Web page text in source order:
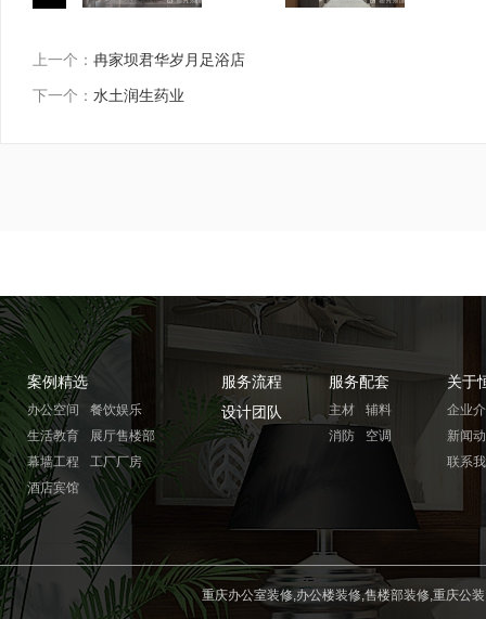
上一个： 冉家坝君华岁月足浴店
下一个： 水土润生药业
案例精选
办公空间
餐饮娱乐
生活教育
展厅售楼部
幕墙工程
工厂厂房
酒店宾馆
服务流程
设计团队
服务配套
主材
辅料
消防
空调
关于
企业
新闻
联系
重庆办公室装修,办公楼装修,售楼部装修,重庆